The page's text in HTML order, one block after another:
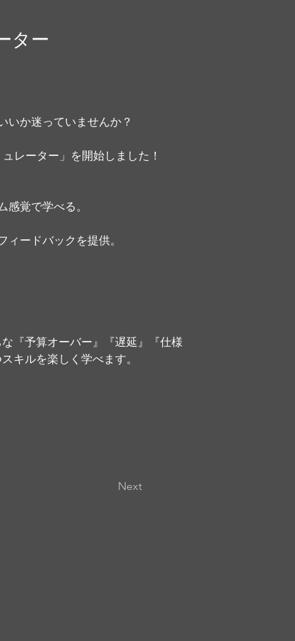
ター
いか迷っていませんか？
レーター」を開始しました！
感覚で学べる。
ィードバックを提供。
『予算オーバー』『遅延』『仕様
キルを楽しく学べます。
Next